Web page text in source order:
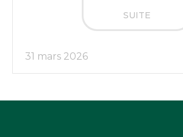
SUITE
31 mars 2026